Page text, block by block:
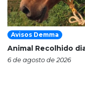
Avisos Demma
Animal Recolhido
6 de agosto de 2026